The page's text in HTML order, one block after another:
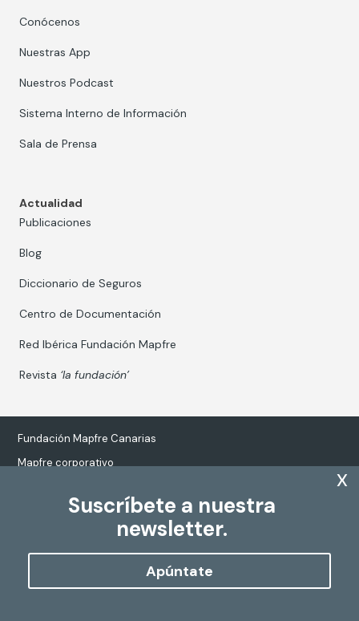
Suscríbete a nuestra
newsletter.
Apúntate
x
Conócenos
Nuestras App
Nuestros Podcast
Sistema Interno de Información
Sala de Prensa
Actualidad
Publicaciones
Blog
Diccionario de Seguros
Centro de Documentación
Red Ibérica Fundación Mapfre
Revista ‘la fundación’
Fundación Mapfre Canarias
Mapfre corporativo
Tratamiento de datos personales
Política de Cookies